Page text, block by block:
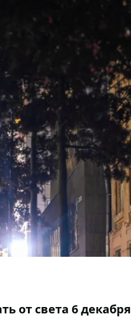
от света 6 декабря